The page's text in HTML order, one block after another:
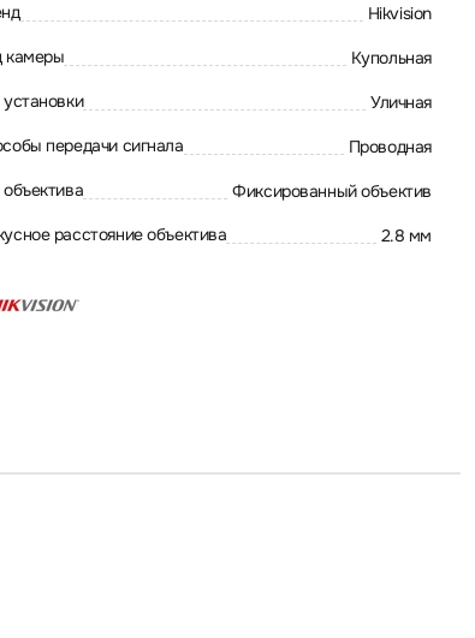
Hikvision
камеры Купольная
установки Уличная
передачи сигнала Проводная
объектива Фиксированный объектив
расстояние объектива 2.8 мм